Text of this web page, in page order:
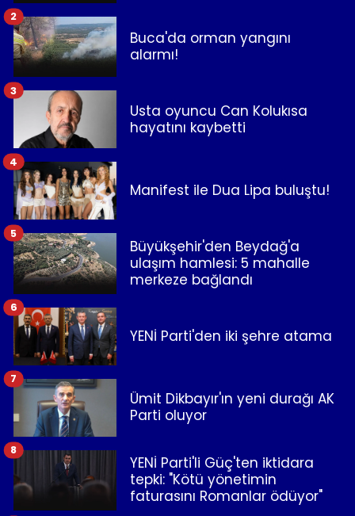
Buca'da orman yangını
alarmı!
2
Usta oyuncu Can Kolukısa
hayatını kaybetti
3
Manifest ile Dua Lipa buluştu!
4
Büyükşehir'den Beydağ'a
ulaşım hamlesi: 5 mahalle
merkeze bağlandı
5
YENİ Parti'den iki şehre atama
6
Ümit Dikbayır'ın yeni durağı AK
Parti oluyor
7
YENİ Parti'li Güç'ten iktidara
tepki: "Kötü yönetimin
faturasını Romanlar ödüyor"
8